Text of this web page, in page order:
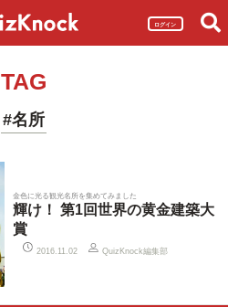
ログイン
TAG
#名所
金色に光る観光名所を集めてみました
輝け！ 第1回世界の黄金建築大
賞
2016.11.02 QuizKnock編集部